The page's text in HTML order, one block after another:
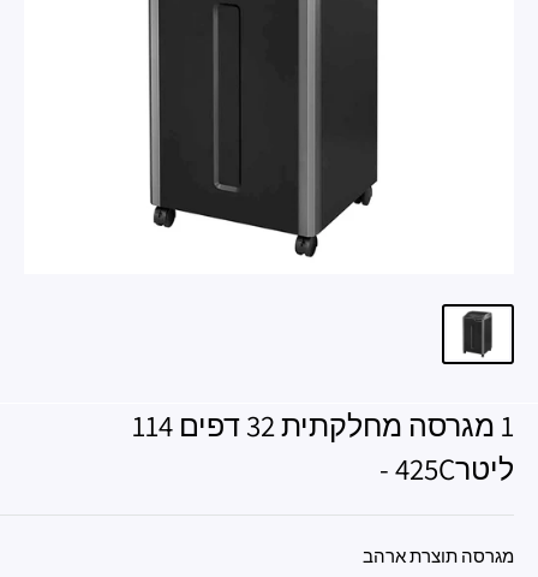
1 מגרסה מחלקתית 32 דפים 114
ליטר425C -
מגרסה תוצרת ארהב